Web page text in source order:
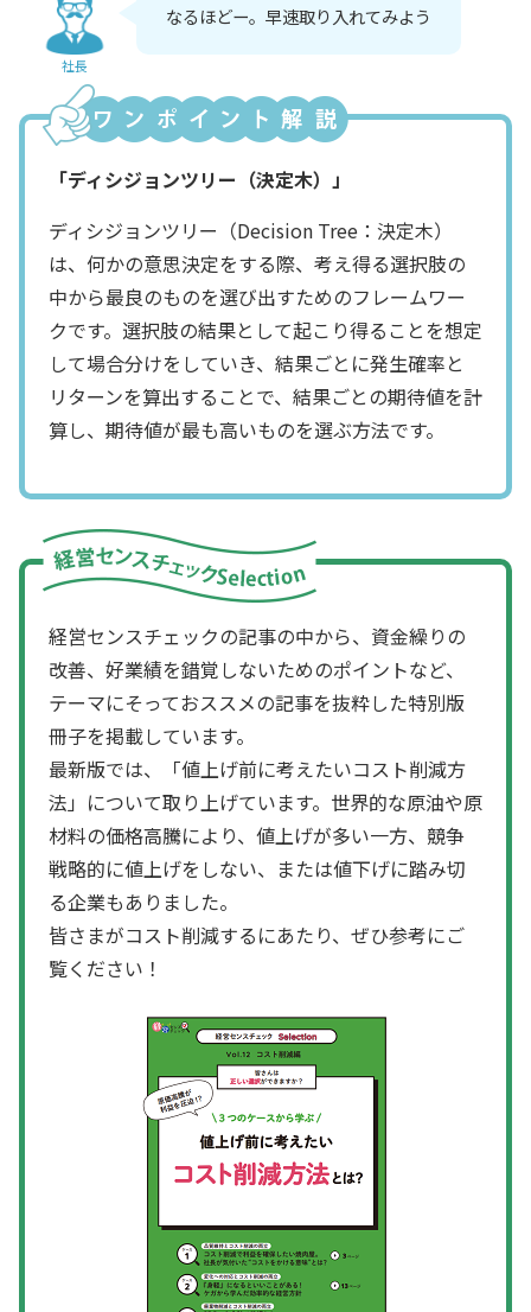
社長
なるほどー。早速取り入れてみよう
「ディシジョンツリー（決定木）」
ディシジョンツリー（Decision Tree：決定木）
は、何かの意思決定をする際、考え得る選択肢の
中から最良のものを選び出すためのフレームワー
クです。選択肢の結果として起こり得ることを想定
して場合分けをしていき、結果ごとに発生確率と
リターンを算出することで、結果ごとの期待値を計
算し、期待値が最も高いものを選ぶ方法です。
経営センスチェックの記事の中から、資金繰りの
改善、好業績を錯覚しないためのポイントなど、
テーマにそっておススメの記事を抜粋した特別版
冊子を掲載しています。
最新版では、「値上げ前に考えたいコスト削減方
法」について取り上げています。世界的な原油や原
材料の価格高騰により、値上げが多い一方、競争
戦略的に値上げをしない、または値下げに踏み切
る企業もありました。
皆さまがコスト削減するにあたり、ぜひ参考にご
覧ください！